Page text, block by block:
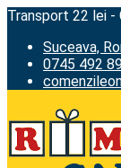
Transport 22 lei
Suceava,
0745 492